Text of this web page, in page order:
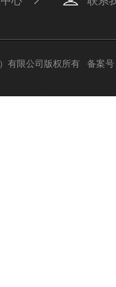
有限公司版权所有 备案号